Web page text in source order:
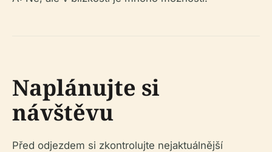
Naplánujte si
návštěvu
Před odjezdem si zkontrolujte nejaktuálnější